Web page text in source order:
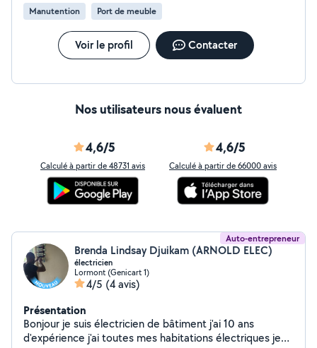
et économiques au service du plus grand nombre.
Contactez-nous pour donner vie à vos idées !
Manutention Port de meuble
Voir le profil Contacter
Nos utilisateurs nous évaluent
4,6/5
Calculé à partir de 48731 avis
4,6/5
Calculé à partir de 66000 avis
Auto-entrepreneur
Brenda Lindsay Djuikam (ARNOLD ELEC)
électricien
Lormont (Genicart 1)
4/5 (4 avis)
Présentation
Bonjour je suis électricien de bâtiment j'ai 10 ans
d'expérience j'ai toutes mes habitations électriques je